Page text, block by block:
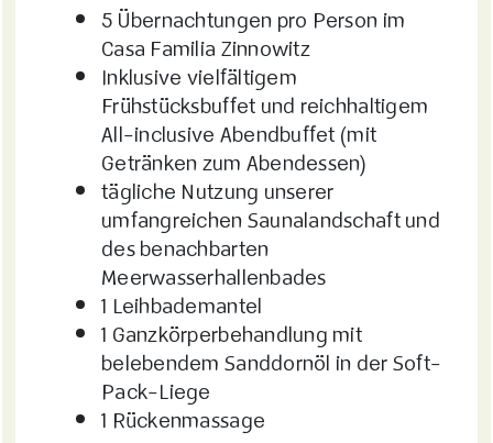
5 Übernachtungen pro Person im
Casa Familia Zinnowitz
Inklusive vielfältigem
Frühstücksbuffet und reichhaltigem
All-inclusive Abendbuffet (mit
Getränken zum Abendessen)
tägliche Nutzung unserer
umfangreichen Saunalandschaft und
des benachbarten
Meerwasserhallenbades
1 Leihbademantel
1 Ganzkörperbehandlung mit
belebendem Sanddornöl in der Soft-
Pack-Liege
1 Rückenmassage